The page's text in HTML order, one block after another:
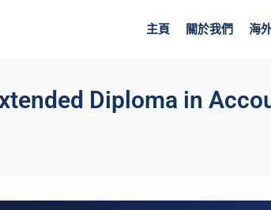
主頁 關於我們 海
Diploma in